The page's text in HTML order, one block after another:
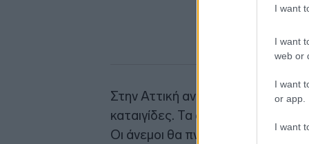
I want
I want
web or
I want
or app.
I want
Στην Αττική αναμένονται βροχές
καταιγίδες. Τα φαινόμενα θα
Οι άνεμοι θα πνέουν αρχικά από